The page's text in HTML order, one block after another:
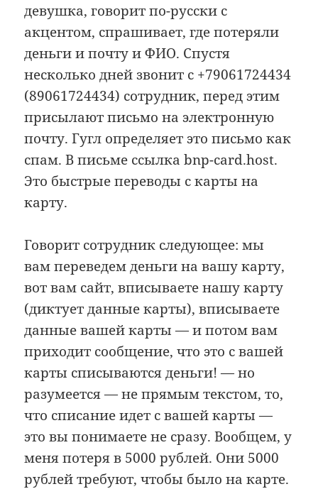
девушка, говорит по-русски с
акцентом, спрашивает, где потеряли
деньги и почту и ФИО. Спустя
несколько дней звонит с +79061724434
(89061724434) сотрудник, перед этим
присылают письмо на электронную
почту. Гугл определяет это письмо как
спам. В письме ссылка bnp-card.host.
Это быстрые переводы с карты на
карту.
Говорит сотрудник следующее: мы
вам переведем деньги на вашу карту,
вот вам сайт, вписываете нашу карту
(диктует данные карты), вписываете
данные вашей карты — и потом вам
приходит сообщение, что это с вашей
карты списываются деньги! — но
разумеется — не прямым текстом, то,
что списание идет с вашей карты —
это вы понимаете не сразу. Вообщем, у
меня потеря в 5000 рублей. Они 5000
рублей требуют, чтобы было на карте.